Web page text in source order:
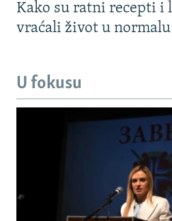
Kako su ratni recepti i
vraćali život u
U fokusu